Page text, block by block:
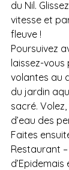
du Nil.
vitesse et
fleuve !
Poursuivez
laissez-
volantes au
du jardin
sacré.
d’eau des
Faites
Restaurant
d’Epidemais